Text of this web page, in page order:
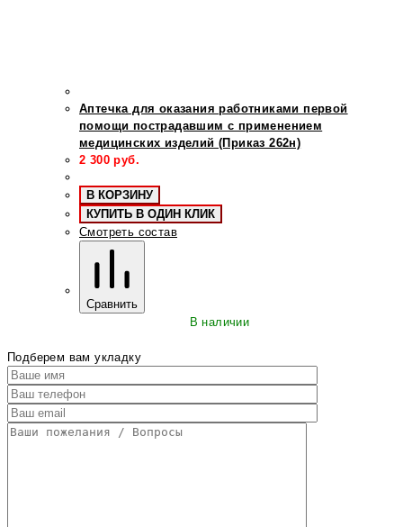
Аптечка для оказания работниками первой
помощи пострадавшим с применением
медицинских изделий (Приказ 262н)
2 300 руб.
В КОРЗИНУ
КУПИТЬ В ОДИН КЛИК
Смотреть состав
Сравнить
В наличии
Подберем вам укладку